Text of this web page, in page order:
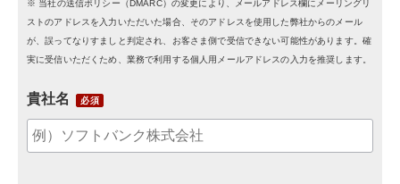
※ 当社の送信ポリシー（DMARC）の変更により、メールアドレス欄にメーリングリ
ストのアドレスを入力いただいた場合、そのアドレスを使用した弊社からのメール
が、誤ってなりすましと判定され、お客さま側で受信できない可能性があります。確
実に受信いただくため、業務で利用する個人用メールアドレスの入力を推奨します。
貴社名